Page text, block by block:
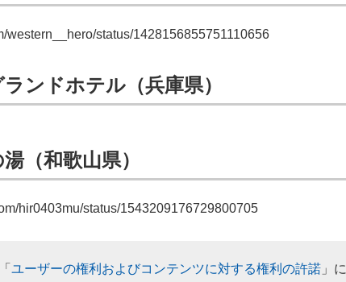
western__hero/status/1428156855751110656
ンドホテル（兵庫県）
（和歌山県）
hir0403mu/status/1543209176729800705
ユーザーの権利およびコンテンツに対する権利の許諾 」に